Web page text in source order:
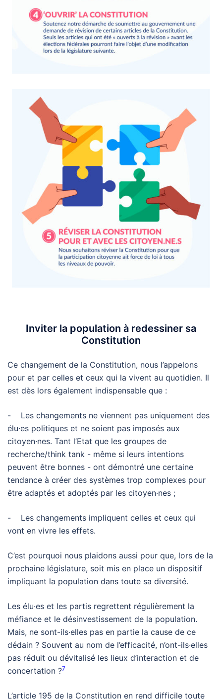
Inviter la population à redessiner sa
Constitution
Ce changement de la Constitution, nous l’appelons
pour et par celles et ceux qui la vivent au quotidien. Il
est dès lors également indispensable que :
- Les changements ne viennent pas uniquement des
élu·es politiques et ne soient pas imposés aux
citoyen·nes. Tant l’Etat que les groupes de
recherche/think tank - même si leurs intentions
peuvent être bonnes - ont démontré une certaine
tendance à créer des systèmes trop complexes pour
être adaptés et adoptés par les citoyen·nes ;
- Les changements impliquent celles et ceux qui
vont en vivre les effets.
C’est pourquoi nous plaidons aussi pour que, lors de la
prochaine législature, soit mis en place un dispositif
impliquant la population dans toute sa diversité.
Les élu·es et les partis regrettent régulièrement la
méfiance et le désinvestissement de la population.
Mais, ne sont-ils·elles pas en partie la cause de ce
dédain ? Souvent au nom de l’efficacité, n’ont-ils·elles
pas réduit ou dévitalisé les lieux d’interaction et de
concertation ?7
L’article 195 de la Constitution en rend difficile toute